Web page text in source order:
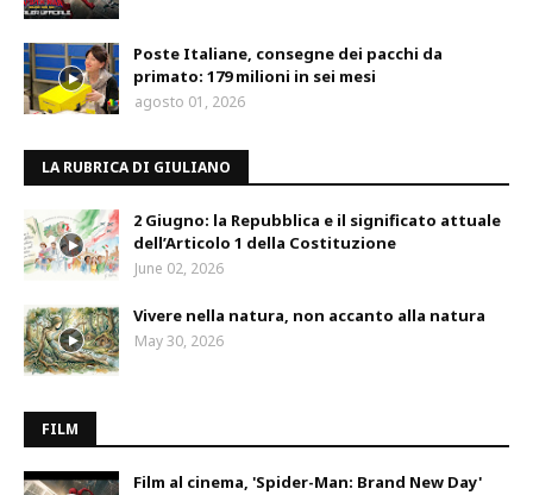
Poste Italiane, consegne dei pacchi da
primato: 179 milioni in sei mesi
agosto 01, 2026
LA RUBRICA DI GIULIANO
2 Giugno: la Repubblica e il significato attuale
dell’Articolo 1 della Costituzione
June 02, 2026
Vivere nella natura, non accanto alla natura
May 30, 2026
FILM
Film al cinema, 'Spider-Man: Brand New Day'